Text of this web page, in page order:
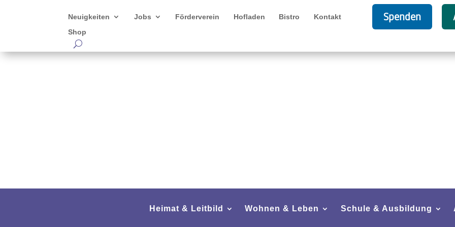
Neuigkeiten Jobs Förderverein Hofladen Bistro
Kontakt
Shop
Spenden
Heimat & Leitbild Wohnen & Leben Schule & Ausbildung